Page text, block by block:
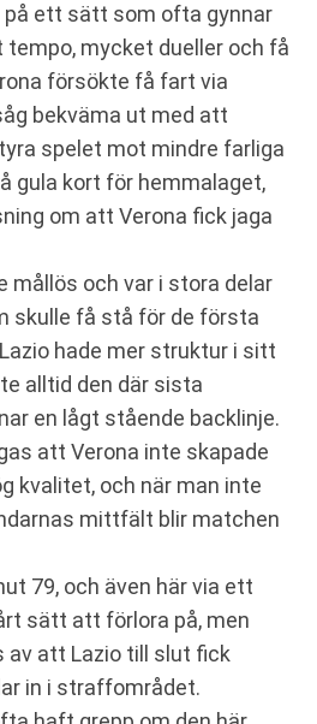
ett sätt som ofta gynnar
mycket dueller och få
försökte få fart via
bekväma ut med att
spelet mot mindre farliga
gula kort för hemmalaget,
om att Verona fick jaga
mållös och var i stora delar
skulle få stå för de första
hade mer struktur i sitt
alltid den där sista
en lågt stående backlinje.
att Verona inte skapade
kvalitet, och när man inte
mittfält blir matchen
79, och även här via ett
sätt att förlora på, men
av att Lazio till slut fick
in i straffområdet.